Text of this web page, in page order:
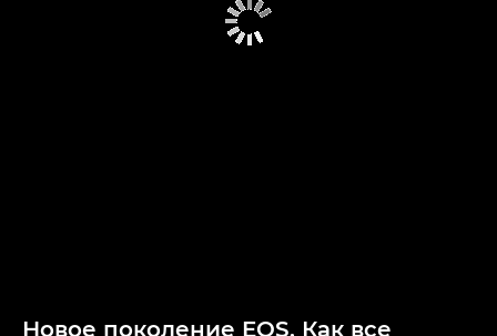
Новое поколение EOS. Как все